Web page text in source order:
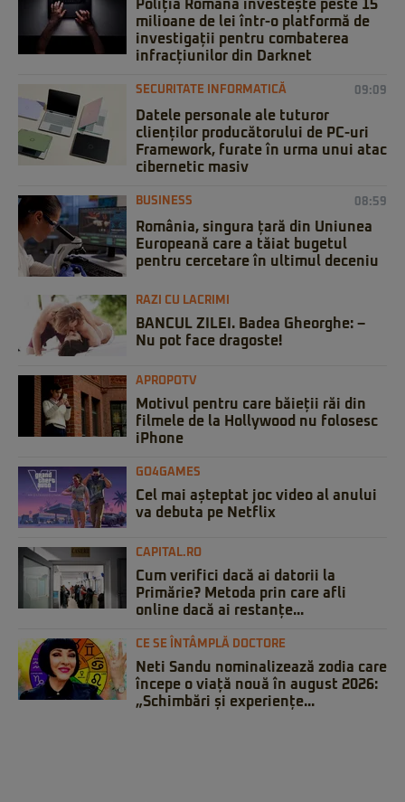
Poliția Română investește peste 15
milioane de lei într-o platformă de
investigații pentru combaterea
infracțiunilor din Darknet
SECURITATE INFORMATICĂ 09:09
Datele personale ale tuturor
clienților producătorului de PC-uri
Framework, furate în urma unui atac
cibernetic masiv
BUSINESS 08:59
România, singura țară din Uniunea
Europeană care a tăiat bugetul
pentru cercetare în ultimul deceniu
RAZI CU LACRIMI
BANCUL ZILEI. Badea Gheorghe: –
Nu pot face dragoste!
APROPOTV
Motivul pentru care băieții răi din
filmele de la Hollywood nu folosesc
iPhone
GO4GAMES
Cel mai așteptat joc video al anului
va debuta pe Netflix
CAPITAL.RO
Cum verifici dacă ai datorii la
Primărie? Metoda prin care afli
online dacă ai restanțe...
CE SE ÎNTÂMPLĂ DOCTORE
Neti Sandu nominalizează zodia care
începe o viață nouă în august 2026:
„Schimbări și experiențe...